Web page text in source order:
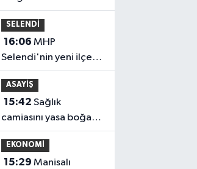
yaşındaki çocuk
sırtından bıçaklandı
SELENDİ
16:06 MHP
Selendi'nin yeni ilçe
başkanı Hafize Gürcan
oldu
ASAYİŞ
15:42 Sağlık
camiasını yasa boğan
acı haber: Genç
doktor denizde
boğuldu
EKONOMİ
15:29 Manisalı